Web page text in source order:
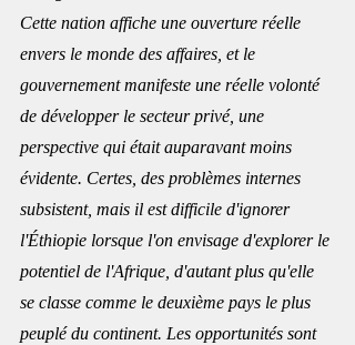
Cette nation affiche une ouverture réelle
envers le monde des affaires, et le
gouvernement manifeste une réelle volonté
de développer le secteur privé, une
perspective qui était auparavant moins
évidente. Certes, des problèmes internes
subsistent, mais il est difficile d'ignorer
l'Éthiopie lorsque l'on envisage d'explorer le
potentiel de l'Afrique, d'autant plus qu'elle
se classe comme le deuxième pays le plus
peuplé du continent. Les opportunités sont